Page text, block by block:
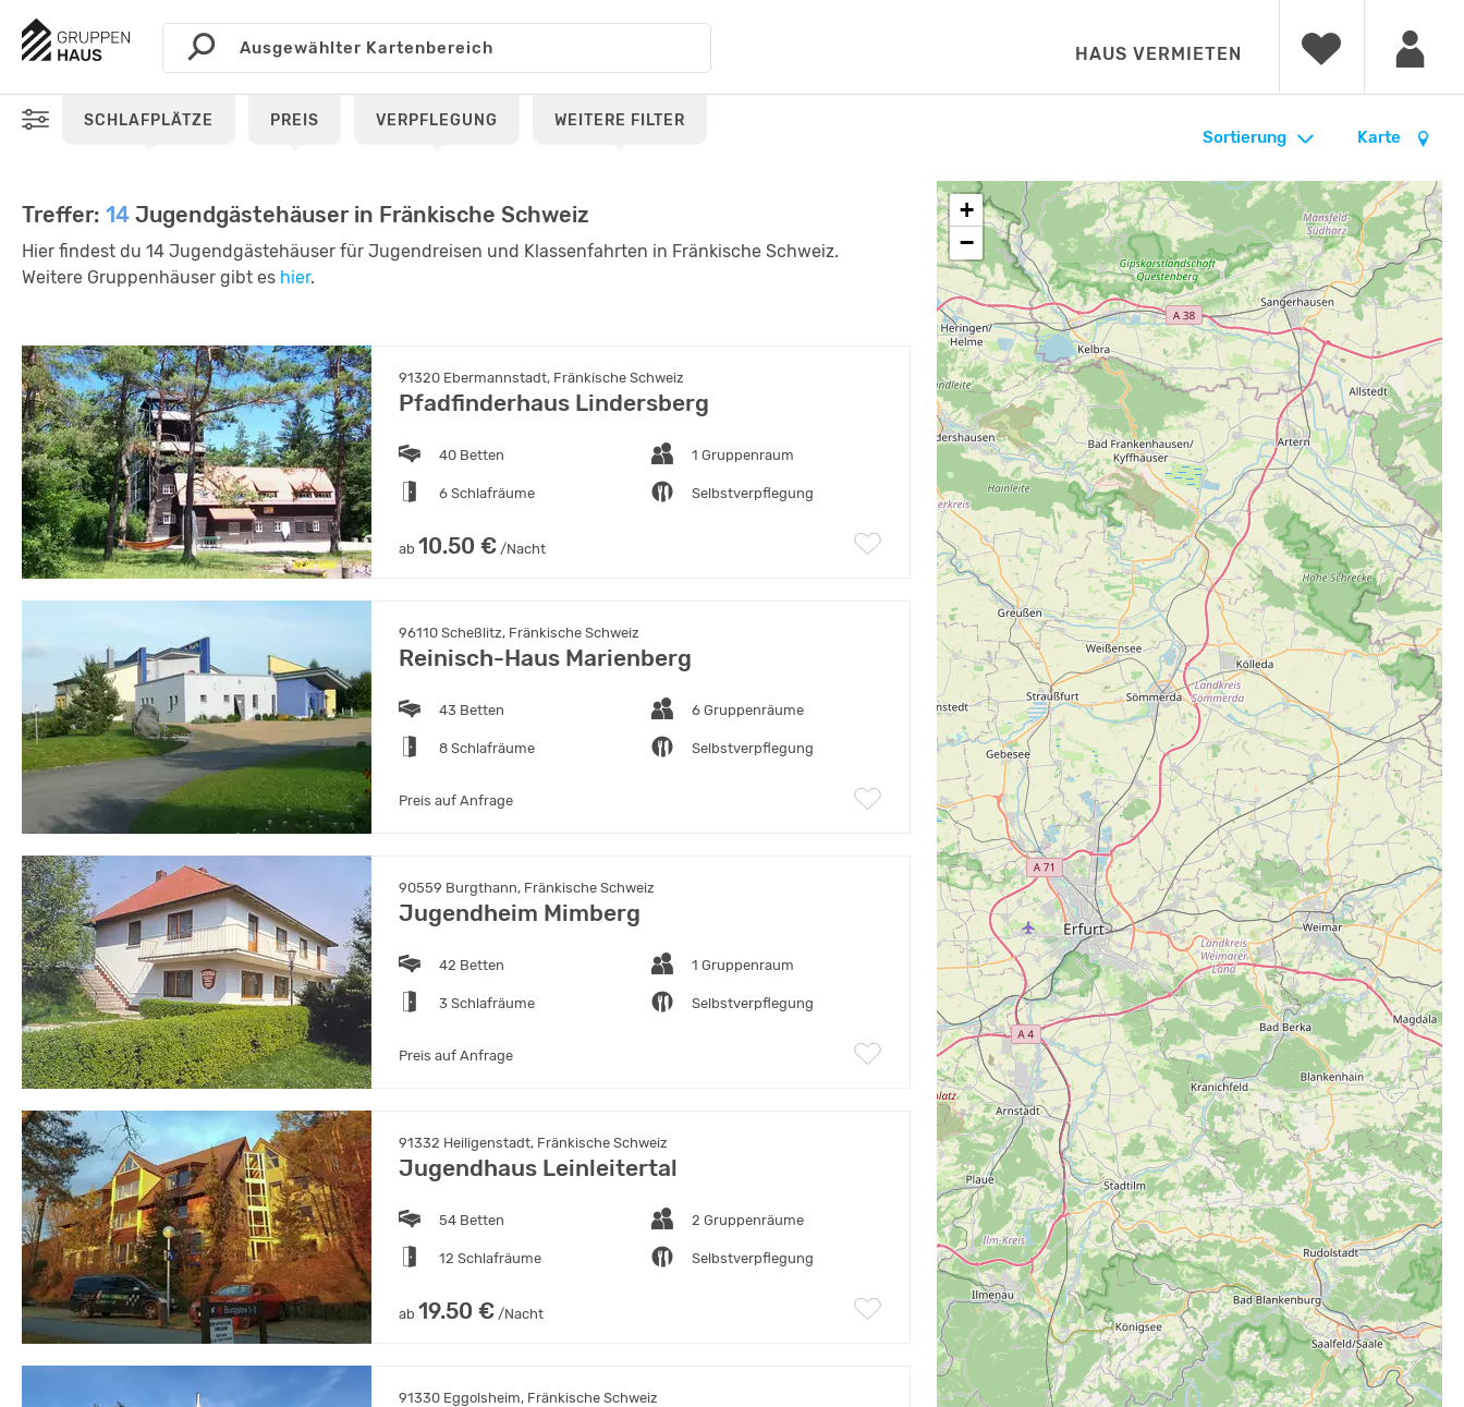
HAUS VERMIETEN
SCHLAFPLÄTZE PREIS VERPFLEGUNG WEITERE FILTER
Karte
Sortierung
Treffer: 14 Jugendgästehäuser in Fränkische Schweiz
Hier findest du 14 Jugendgästehäuser für Jugendreisen und Klassenfahrten in Fränkische Schweiz.
Weitere Gruppenhäuser gibt es hier.
91320 Ebermannstadt, Fränkische Schweiz
Pfadfinderhaus Lindersberg
40 Betten 1 Gruppenraum
6 Schlafräume Selbstverpflegung
ab 10.50 € /Nacht
96110 Scheßlitz, Fränkische Schweiz
Reinisch-Haus Marienberg
43 Betten 6 Gruppenräume
8 Schlafräume Selbstverpflegung
Preis auf Anfrage
90559 Burgthann, Fränkische Schweiz
Jugendheim Mimberg
42 Betten 1 Gruppenraum
3 Schlafräume Selbstverpflegung
Preis auf Anfrage
91332 Heiligenstadt, Fränkische Schweiz
Jugendhaus Leinleitertal
54 Betten 2 Gruppenräume
12 Schlafräume Selbstverpflegung
ab 19.50 € /Nacht
91330 Eggolsheim, Fränkische Schweiz
+
−